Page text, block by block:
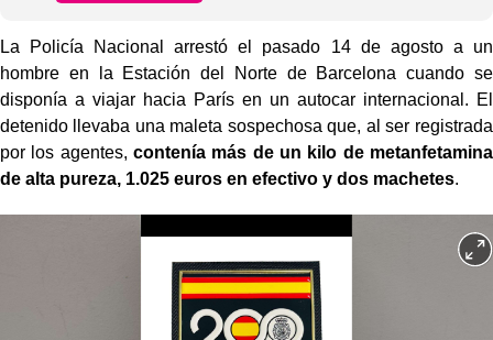
La Policía Nacional arrestó el pasado 14 de agosto a un
hombre en la Estación del Norte de Barcelona cuando se
disponía a viajar hacia París en un autocar internacional. El
detenido llevaba una maleta sospechosa que, al ser registrada
por los agentes, contenía más de un kilo de metanfetamina
de alta pureza, 1.025 euros en efectivo y dos machetes.